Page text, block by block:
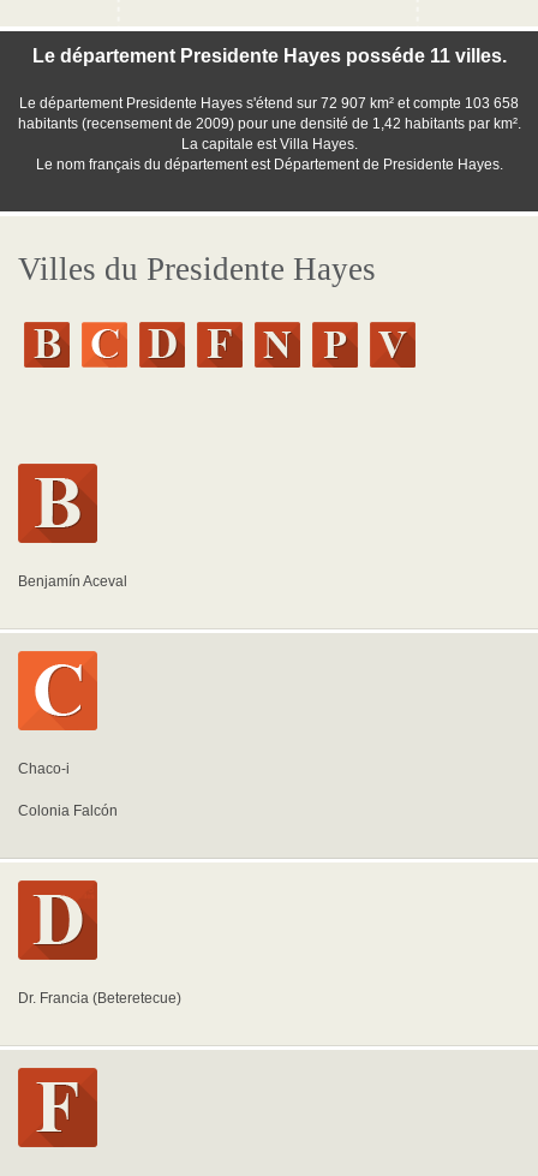
Le département Presidente Hayes posséde 11 villes.
Le département Presidente Hayes s'étend sur 72 907 km² et compte 103 658
habitants (recensement de 2009) pour une densité de 1,42 habitants par km².
La capitale est Villa Hayes.
Le nom français du département est Département de Presidente Hayes.
Villes du Presidente Hayes
Benjamín Aceval
Chaco-i
Colonia Falcón
Dr. Francia (Beteretecue)